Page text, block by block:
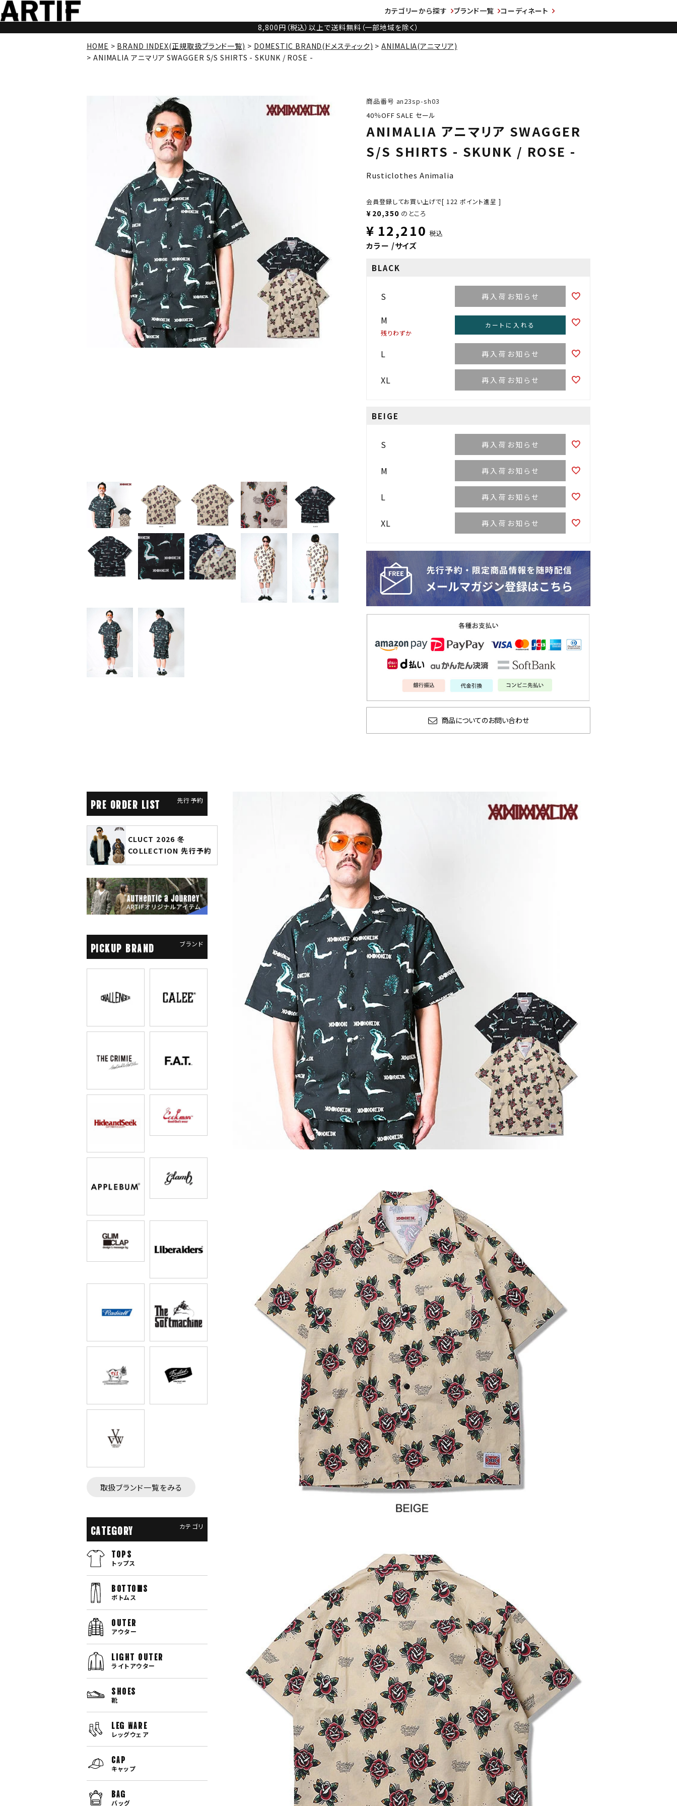
カテゴリーから探す ブランド一覧
コーディネート
8,800円（税込）以上で送料無料（一部地域を除く）
HOME
BRAND INDEX(正規取扱ブランド一覧) DOMESTIC BRAND(ドメスティック)
ANIMALIA(アニマリア)
ANIMALIA アニマリア SWAGGER S/S SHIRTS - SKUNK / ROSE -
商品番号 an23sp-sh03
40％OFF SALE セール
ANIMALIA アニマリア SWAGGER
S/S SHIRTS - SKUNK / ROSE -
Rusticlothes Animalia
会員登録してお買い上げで[ 122 ポイント進呈 ]
¥ 20,350 のところ
¥ 12,210 税込
カラー サイズ
BLACK
S 再入荷お知らせ
M
残りわずか
カートに入れる
L 再入荷お知らせ
XL 再入荷お知らせ
BEIGE
S 再入荷お知らせ
M 再入荷お知らせ
L 再入荷お知らせ
XL 再入荷お知らせ
商品についてのお問い合わせ
PRE ORDER LIST 先行予約
glamb × 劇場版『チェン
ソーマン レゼ篇』第2弾
先行予約
GLIMCLAP 2026 秋冬
PICKUP BRAND ブランド
取扱ブランド一覧をみる
CATEGORY カテゴリ
TOPS
トップス
bottoms
ボトムス
OUTER
アウター
LIGHT OUTER
ライトアウター
SHOES
靴
LEG WARE
レッグウェア
CAP
キャップ
BAG
バッグ